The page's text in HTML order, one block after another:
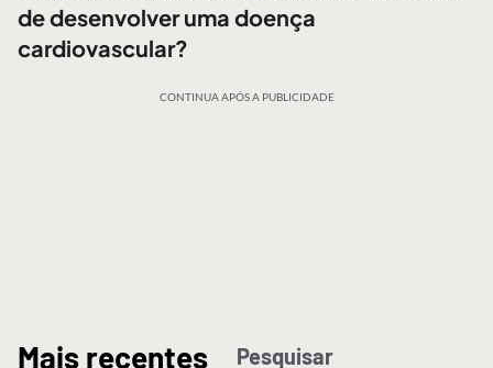
de desenvolver uma doença
cardiovascular?
CONTINUA APÓS A PUBLICIDADE
Mais recentes